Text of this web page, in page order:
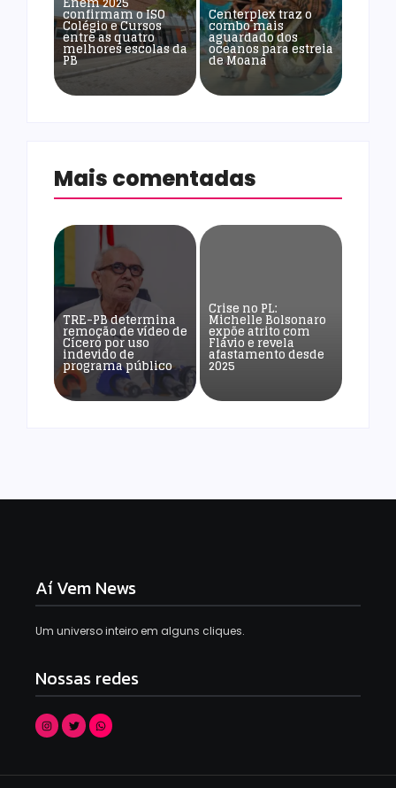
confirmam o ISO
Colégio e Cursos
entre as quatro
melhores escolas da
PB
Centerplex traz o
combo mais
aguardado dos
oceanos para estreia
de Moana
Mais comentadas
TRE-PB determina
remoção de vídeo de
Cícero por uso
indevido de
programa público
Crise no PL:
Michelle Bolsonaro
expõe atrito com
Flávio e revela
afastamento desde
2025
Aí Vem News
Um universo inteiro em alguns cliques.
Nossas redes